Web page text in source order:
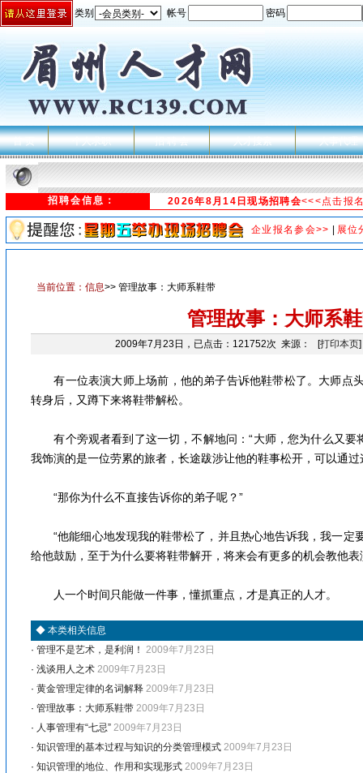
类别 帐号 密码
首 页 个人求职 招 聘 会 人才搜索 人事代理
招聘会信息： 2026年8月14日现场招聘会<<<点击报
企业报名参会>> 展位
当前位置： 信息>> 管理故事：大师系鞋带
管理故事：大师系
2009年7月23日，已点击：121752次 来源： [打印本页]
有一位表演大师上场前，他的弟子告诉他鞋带松了。大师点
转身后，又蹲下来将鞋带解松。
有个旁观者看到了这一切，不解地问：“大师，您为什么又要
我饰演的是一位劳累的旅者，长途跋涉让他的鞋事松开，可以通
“那你为什么不直接告诉你的弟子呢？”
“他能细心地发现我的鞋带松了，并且热心地告诉我，我一定
给他鼓励，至于为什么要将鞋带解开，将来会有更多的机会教他
人一个时间只能做一件事，懂抓重点，才是真正的人才。
◆ 本类相关信息
· 管理不是艺术，是利润！ 2009年7月23日
· 浅谈用人之术 2009年7月23日
· 黄金管理定律的名词解释 2009年7月23日
· 管理故事：大师系鞋带 2009年7月23日
· 人事管理有“七忌” 2009年7月23日
· 知识管理的基本过程与知识的分类管理模式 2009年7月23日
· 知识管理的地位、作用和实现形式 2009年7月23日